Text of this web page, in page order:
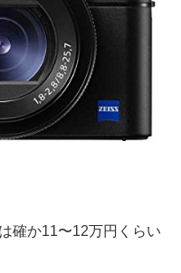
確か11〜12万円くらい